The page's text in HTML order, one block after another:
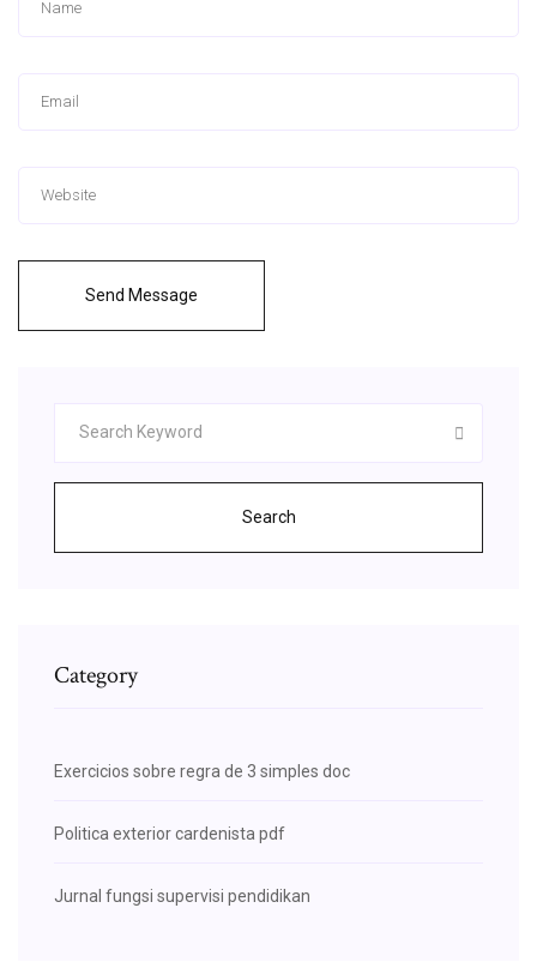
Send Message
Search
Category
Exercicios sobre regra de 3 simples doc
Politica exterior cardenista pdf
Jurnal fungsi supervisi pendidikan